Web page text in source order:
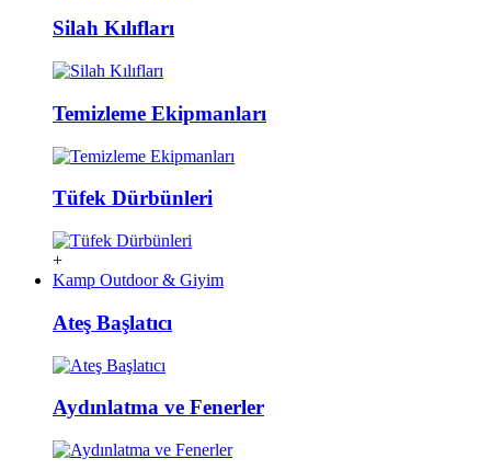
Silah Kılıfları
Temizleme Ekipmanları
Tüfek Dürbünleri
+
Kamp Outdoor & Giyim
Ateş Başlatıcı
Aydınlatma ve Fenerler